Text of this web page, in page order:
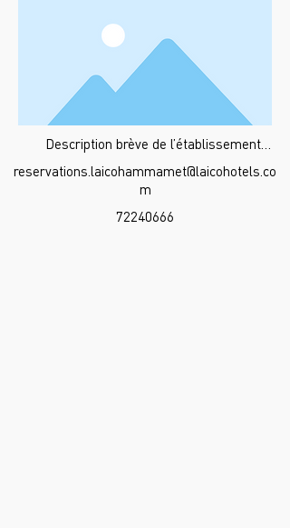
Description brève de l’établissement…
reservations.laicohammamet@laicohotels.co
m
72240666